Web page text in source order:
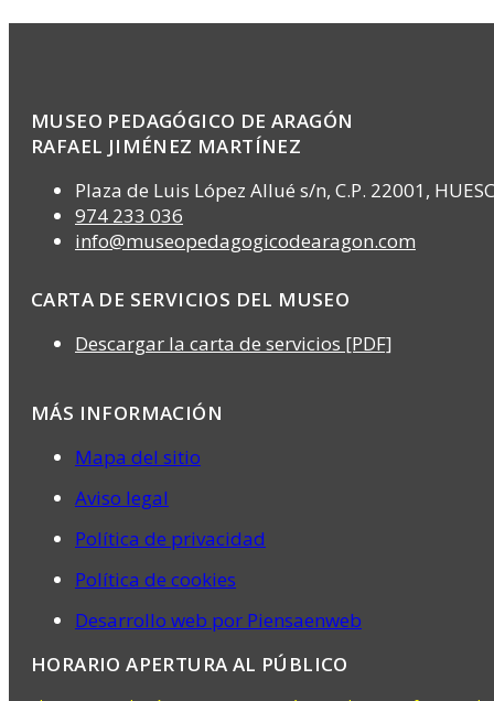
MUSEO PEDAGÓGICO DE ARAGÓN
RAFAEL JIMÉNEZ MARTÍNEZ
Plaza de Luis López Allué s/n, C.P. 22001,
974 233 036
info@museopedagogicodearagon.com
CARTA DE SERVICIOS DEL MUSEO
Descargar la carta de servicios [PDF]
MÁS INFORMACIÓN
Mapa del sitio
Aviso legal
Política de privacidad
Política de cookies
Desarrollo web por Piensaenweb
HORARIO APERTURA AL PÚBLICO